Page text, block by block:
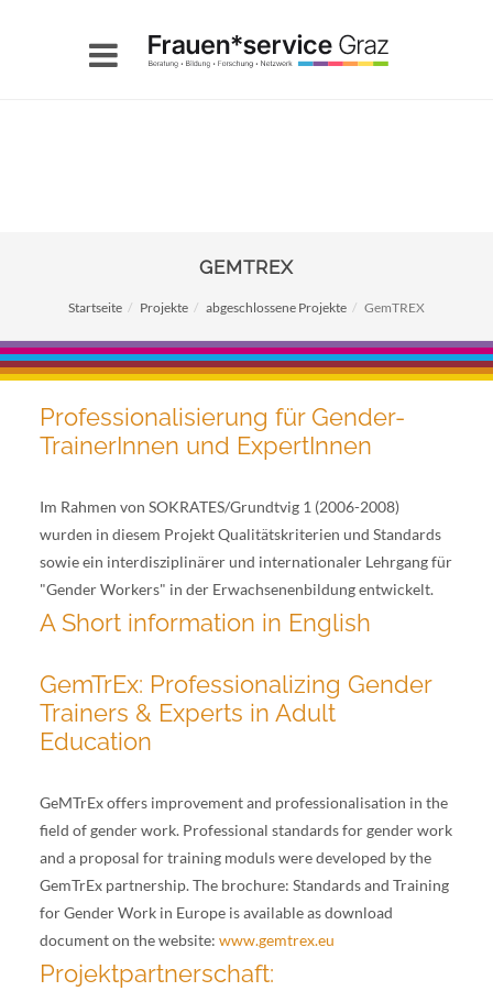
GEMTREX
Startseite Projekte abgeschlossene Projekte GemTREX
Professionalisierung für Gender-
TrainerInnen und ExpertInnen
Im Rahmen von SOKRATES/Grundtvig 1 (2006-2008)
wurden in diesem Projekt Qualitätskriterien und Standards
sowie ein interdisziplinärer und internationaler Lehrgang für
"Gender Workers" in der Erwachsenenbildung entwickelt.
A Short information in English
GemTrEx: Professionalizing Gender
Trainers & Experts in Adult
Education
GeMTrEx offers improvement and professionalisation in the
field of gender work. Professional standards for gender work
and a proposal for training moduls were developed by the
GemTrEx partnership. The brochure: Standards and Training
for Gender Work in Europe is available as download
document on the website:www.gemtrex.eu
Projektpartnerschaft: